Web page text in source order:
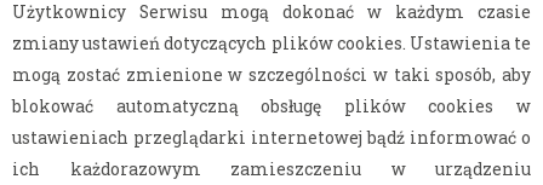
Użytkownicy Serwisu mogą dokonać w każdym czasie
zmiany ustawień dotyczących plików cookies. Ustawienia te
mogą zostać zmienione w szczególności w taki sposób, aby
blokować automatyczną obsługę plików cookies w
ustawieniach przeglądarki internetowej bądź informować o
ich każdorazowym zamieszczeniu w urządzeniu